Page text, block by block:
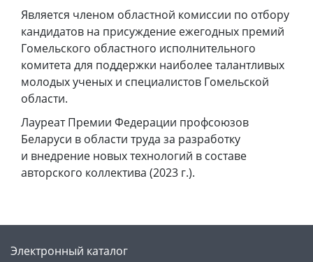
Является членом областной комиссии по отбору
кандидатов на присуждение ежегодных премий
Гомельского областного исполнительного
комитета для поддержки наиболее талантливых
молодых ученых и специалистов Гомельской
области.
Лауреат Премии Федерации профсоюзов
Беларуси в области труда за разработку
и внедрение новых технологий в составе
авторского коллектива (2023 г.).
Электронный каталог